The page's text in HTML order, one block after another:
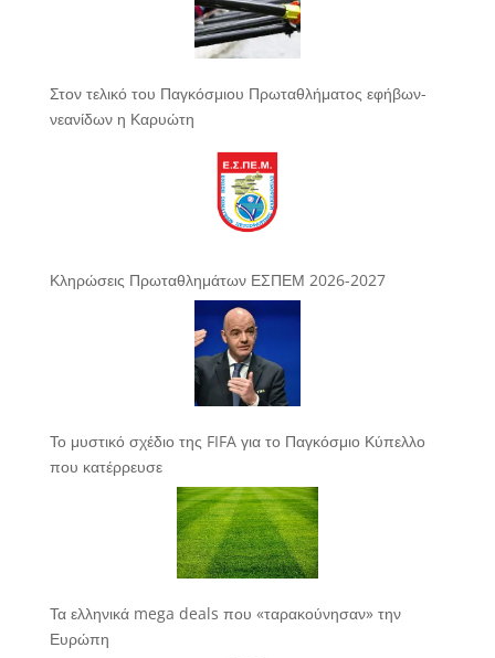
Στον τελικό του Παγκόσμιου Πρωταθλήματος εφήβων-
νεανίδων η Καρυώτη
Κληρώσεις Πρωταθλημάτων ΕΣΠΕΜ 2026-2027
Το μυστικό σχέδιο της FIFA για το Παγκόσμιο Κύπελλο
που κατέρρευσε
Τα ελληνικά mega deals που «ταρακούνησαν» την
Ευρώπη